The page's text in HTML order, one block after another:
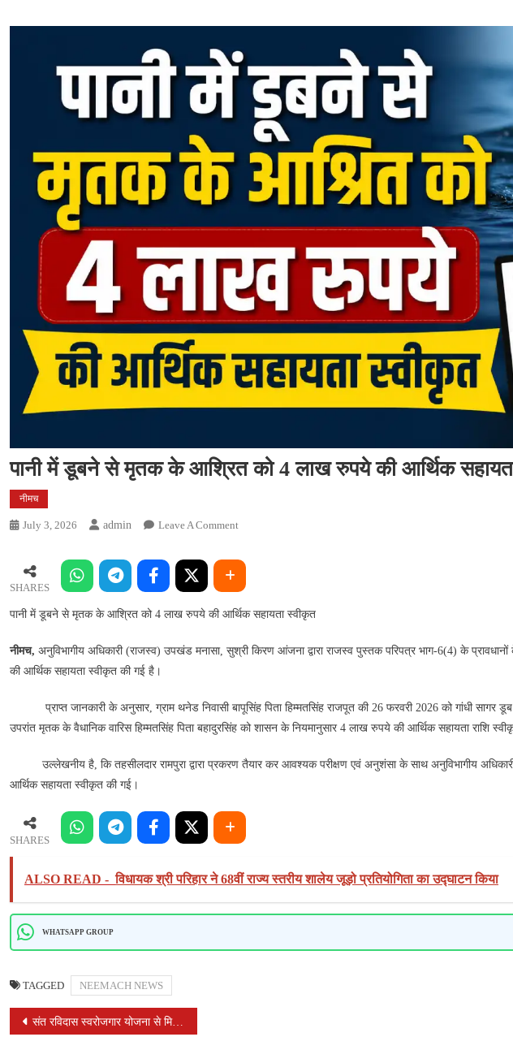
पानी में डूबने से मृतक के आश्रित को 4 लाख रुपये की आर्थिक
नीमच
July 3, 2026 Admin Leave A CommentOn
में
मृतक
आश्रित
लाख
रुपये
आर्थिक
SHARES
पानी में डूबने से मृतक के आश्रित को 4 लाख रुपये की आर्थिक सहायता स्वीकृत
नीमच, अनुविभागीय अधिकारी (राजस्व) उपखंड मनासा, सुश्री किरण आंजना द्वारा राजस्व पुस्तक परिपत्र भाग-6(4) के
की आर्थिक सहायता स्वीकृत की गई है।
प्राप्त जानकारी के अनुसार, ग्राम थनेड निवासी बापूसिंह पिता हिम्मतसिंह राजपूत की 26 फरवरी 2026 को गांधी सागर
उपरांत मृतक के वैधानिक वारिस हिम्मतसिंह पिता बहादुरसिंह को शासन के नियमानुसार 4 लाख रुपये की आर्थिक सहायता राशि
उल्लेखनीय है, कि तहसीलदार रामपुरा द्वारा प्रकरण तैयार कर आवश्यक परीक्षण एवं अनुशंसा के साथ अनुविभागीय
आर्थिक सहायता स्वीकृत की गई।
SHARES
ALSO READ - विधायक श्री परिहार ने 68वीं राज्य स्तरीय शालेय जूड़ो प्रतियोगिता का उद्घाटन किया
WHATSAPP GROUP
TAGGED NEEMACH NEWS
POST
संत रविदास स्वरोजगार योजना से मिली नई पहचान